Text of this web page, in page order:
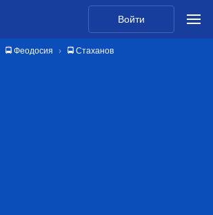
Войти
🚍 Феодосия 🚍 Стаханов